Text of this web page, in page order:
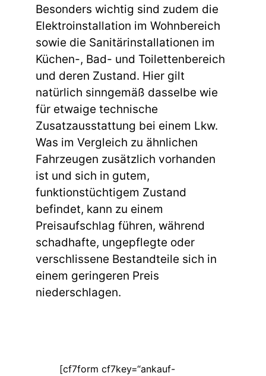
Besonders wichtig sind zudem die
Elektroinstallation im Wohnbereich
sowie die Sanitärinstallationen im
Küchen-, Bad- und Toilettenbereich
und deren Zustand. Hier gilt
natürlich sinngemäß dasselbe wie
für etwaige technische
Zusatzausstattung bei einem Lkw.
Was im Vergleich zu ähnlichen
Fahrzeugen zusätzlich vorhanden
ist und sich in gutem,
funktionstüchtigem Zustand
befindet, kann zu einem
Preisaufschlag führen, während
schadhafte, ungepflegte oder
verschlissene Bestandteile sich in
einem geringeren Preis
niederschlagen.
[cf7form cf7key=“ankauf-